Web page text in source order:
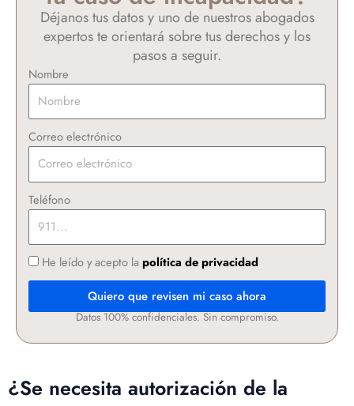
Déjanos tus datos y uno de nuestros abogados
expertos te orientará sobre tus derechos y los
pasos a seguir.
Nombre
Correo electrónico
Teléfono
He leído y acepto la política de privacidad
Quiero que revisen mi caso ahora
Datos 100% confidenciales. Sin compromiso.
¿Se necesita autorización de la